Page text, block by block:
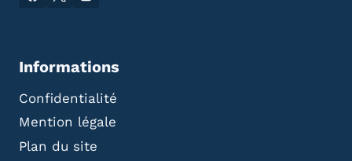
Informations
Confidentialité
Mention légale
Plan du site